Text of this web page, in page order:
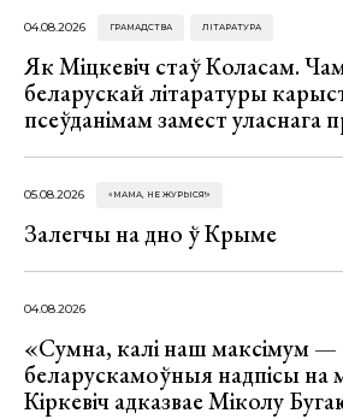
04.08.2026 ГРАМАДСТВА ЛІТАРАТУРА
Як Міцкевіч стаў Коласам.
беларускай літаратуры
псеўданімам замест уласнага
05.08.2026 «МАМА, НЕ ЖУРЫСЯ!»
Залегчы на дно ў Крыме
04.08.2026
«Сумна, калі наш максімум —
беларускамоўныя надпісы на
Кіркевіч адказвае Міколу